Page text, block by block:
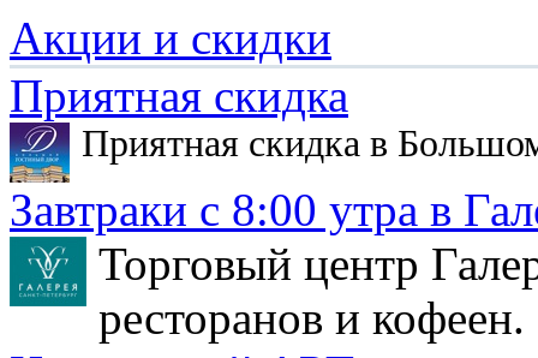
Акции и скидки
Приятная скидка
Приятная скидка в
Завтраки с 8:00 утра в
Торговый центр
ресторанов и кофеен.